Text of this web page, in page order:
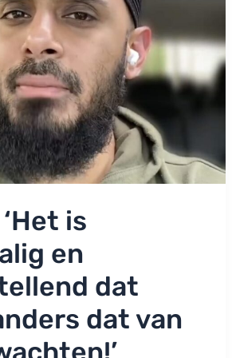
is
en
dat
dat van